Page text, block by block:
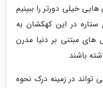
هایی خیلی دورتر را ببینیم
در این کهکشان به
مبتنی بر دنیا مدرن
باشند.
تواند در زمینه درک نحوه